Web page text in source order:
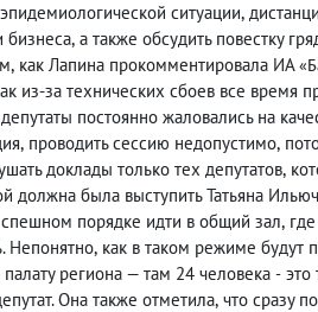
ситуации,
бизнеса, а также обсудить повестку
, как Лапина прокомментировала ИА
из-за технических сбоев все время
постоянно жаловались на
, проводить сессию недопустимо,
доклады только тех депутатов,
должна была выступить Татьяна
порядке идти в общий зал,
Непонятно, как в таком режиме будут
региона — там 24 человека - это
Она также отметила, что сразу